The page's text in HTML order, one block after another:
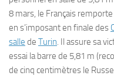
8 mars, le Français
en s’imposant en finale des
salle de Turin. Il assure sa
essai la barre de 5,81 m
de cinq centimètres le Russe